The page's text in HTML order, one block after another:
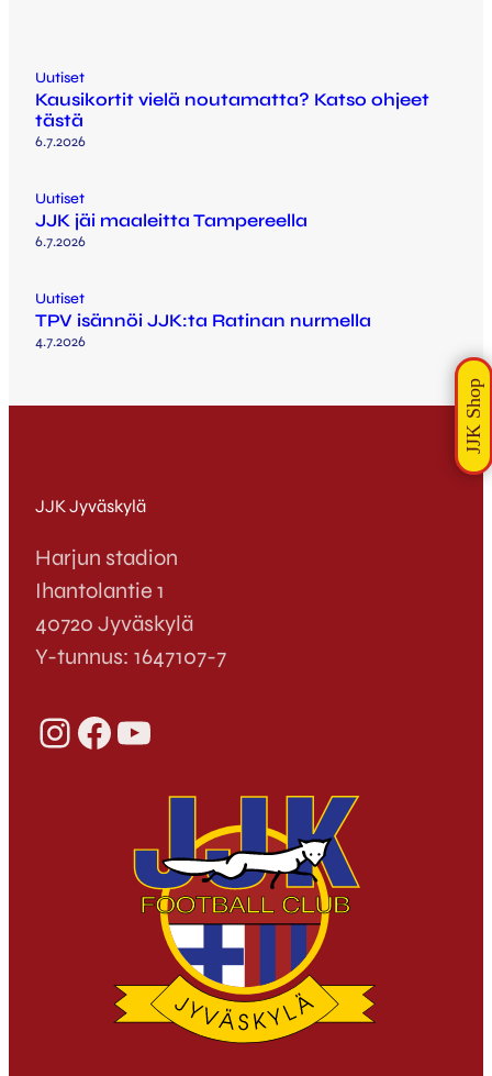
Uutiset
Kausikortit vielä noutamatta? Katso ohjeet
tästä
6.7.2026
Uutiset
JJK jäi maaleitta Tampereella
6.7.2026
Uutiset
TPV isännöi JJK:ta Ratinan nurmella
4.7.2026
JJK Jyväskylä
Harjun stadion
Ihantolantie 1
40720 Jyväskylä
Y-tunnus: 1647107-7
InstagramFacebook YouTube